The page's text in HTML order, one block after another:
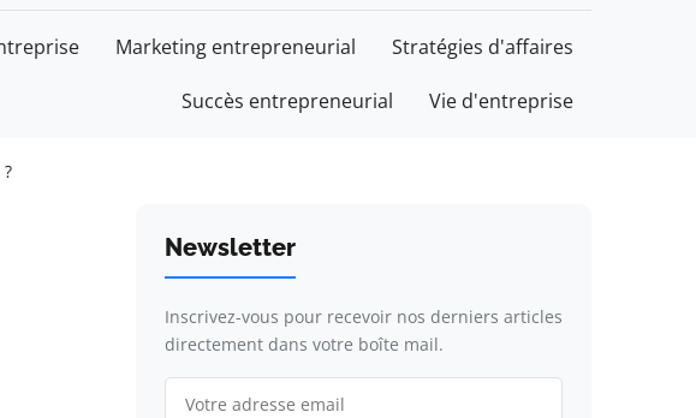
Marketing entrepreneurial Stratégies d'affaires
Succès entrepreneurial Vie d'entreprise
Newsletter
Inscrivez-vous pour recevoir nos derniers articles
directement dans votre boîte mail.